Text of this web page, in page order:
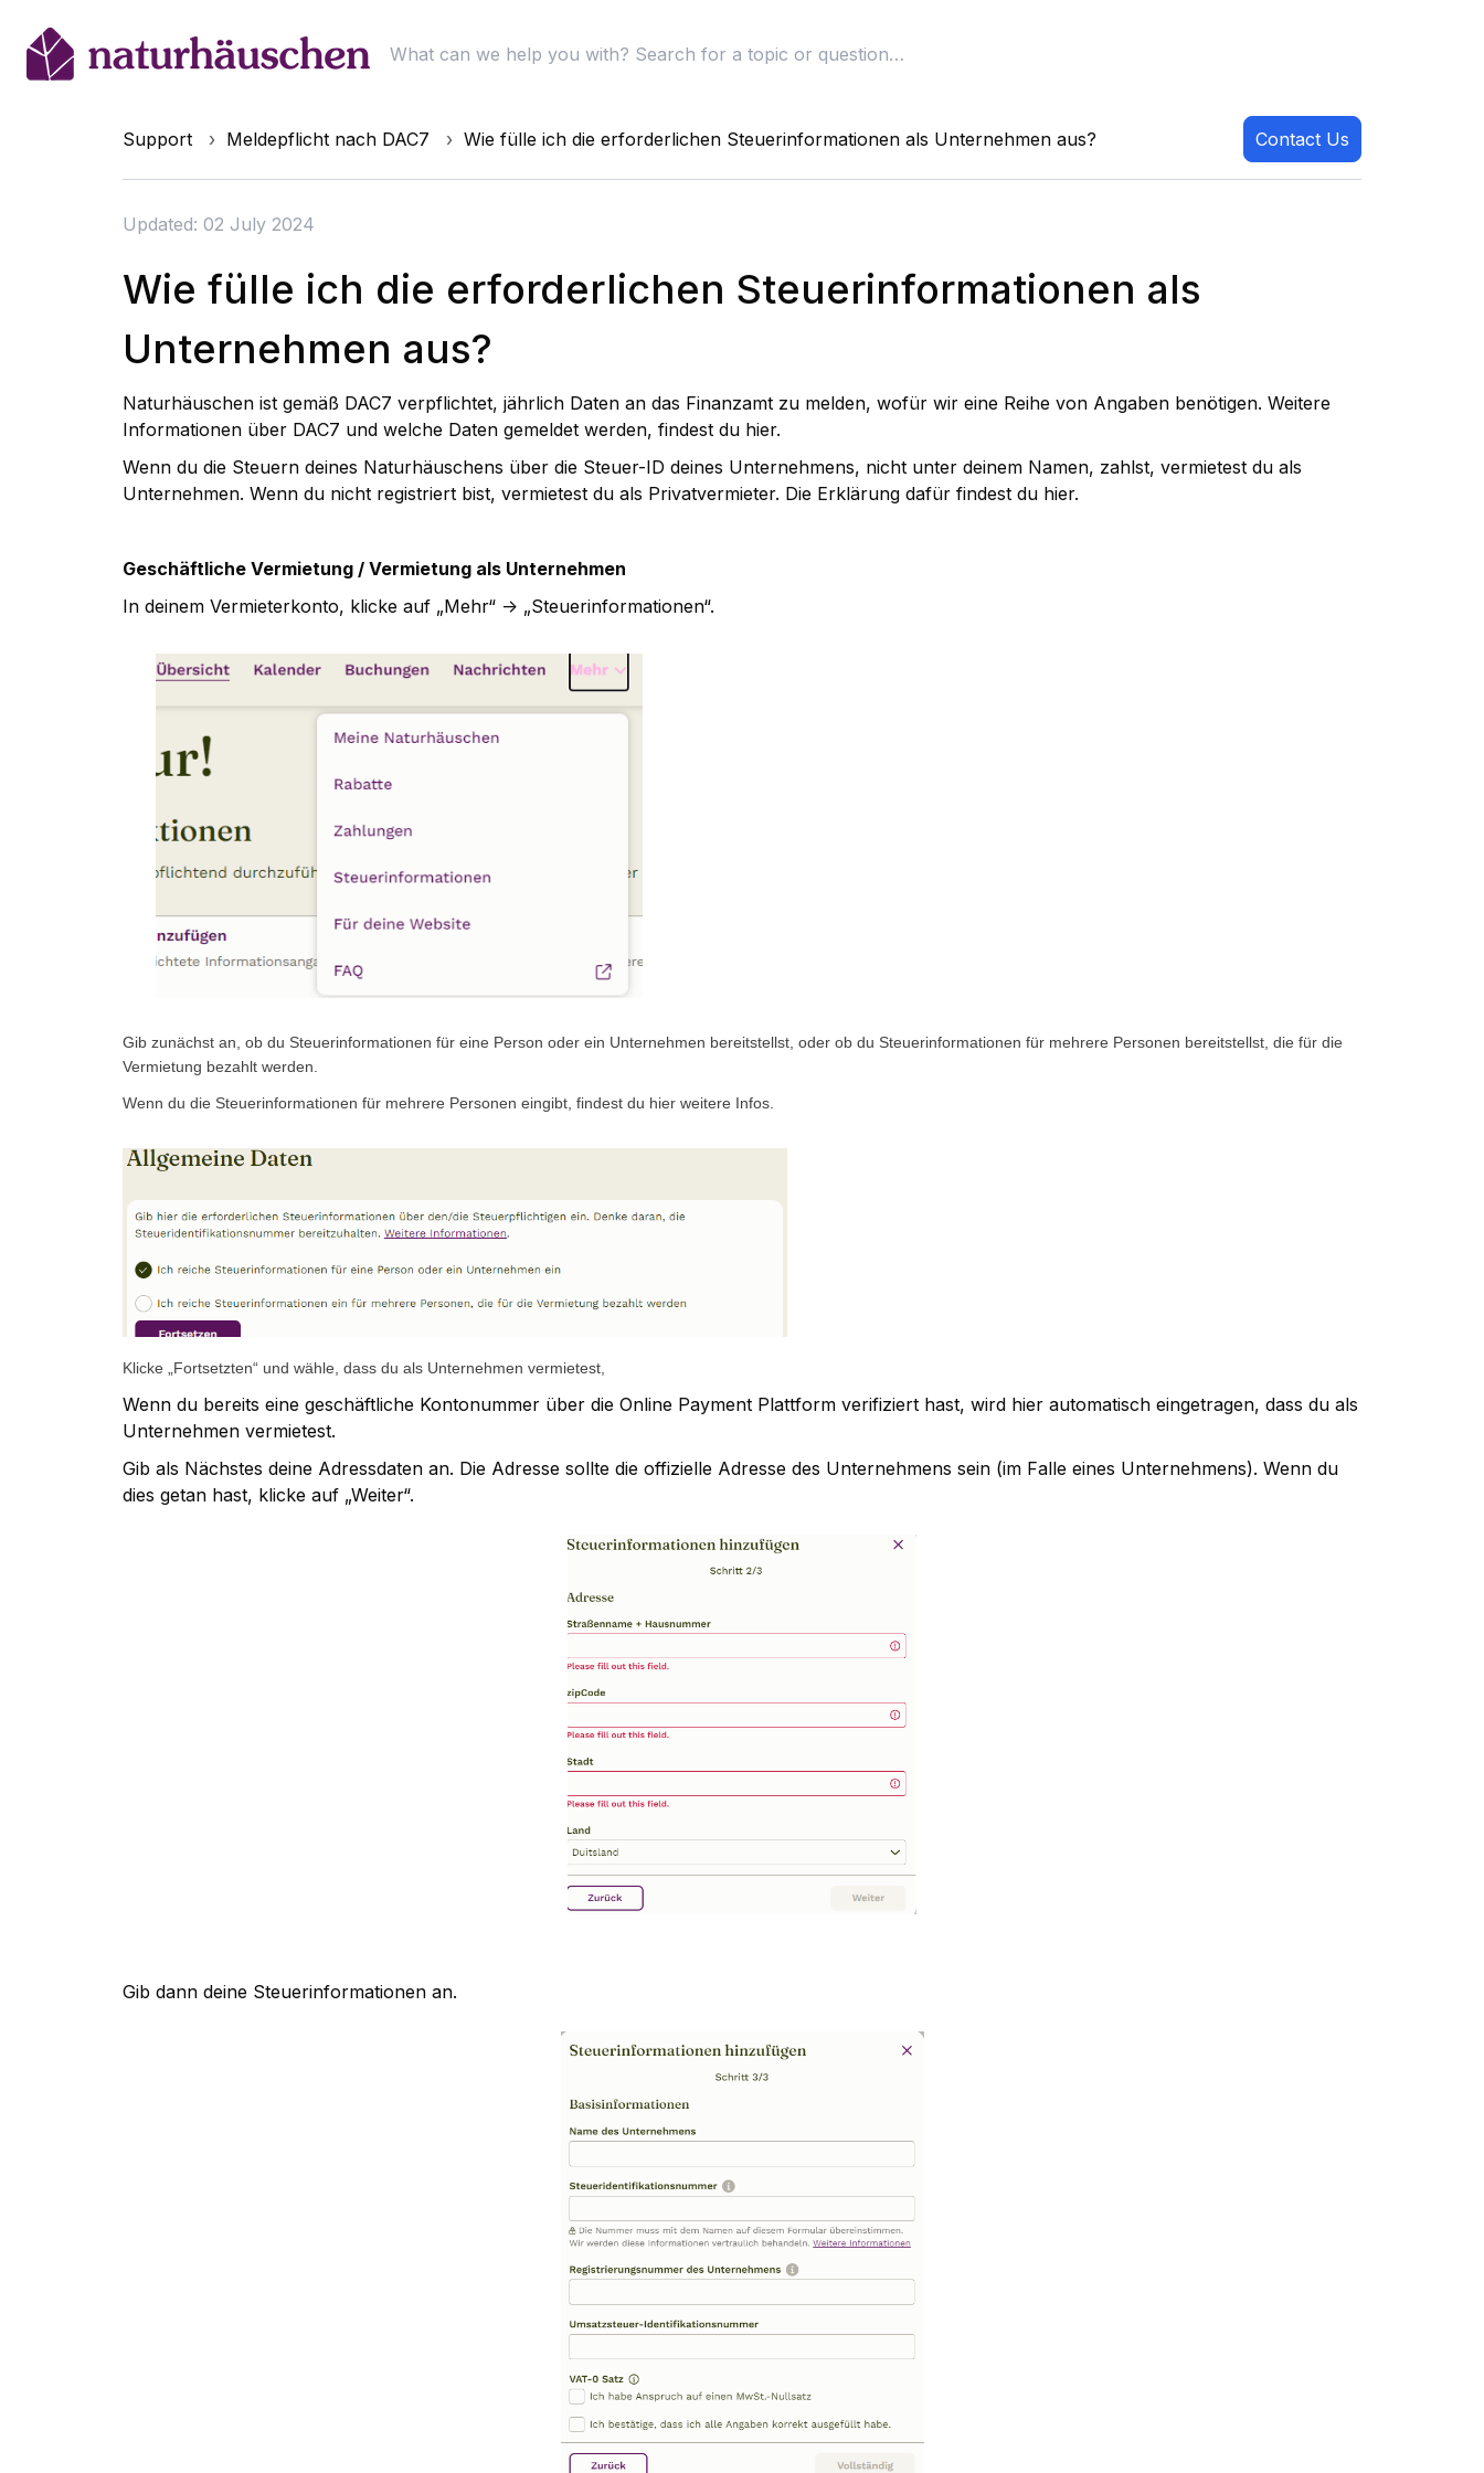
Support Meldepflicht nach DAC7 Wie fülle ich die erforderlichen Steuerinformationen als Unternehmen aus? Contact Us
Updated: 02 July 2024
Wie fülle ich die erforderlichen Steuerinformationen als
Unternehmen aus?
Naturhäuschen ist gemäß DAC7 verpflichtet, jährlich Daten an das Finanzamt zu melden, wofür wir eine Reihe von Angaben benötigen. Weitere
Informationen über DAC7 und welche Daten gemeldet werden, findest du hier.
Wenn du die Steuern deines Naturhäuschens über die Steuer-ID deines Unternehmens, nicht unter deinem Namen, zahlst, vermietest du als
Unternehmen. Wenn du nicht registriert bist, vermietest du als Privatvermieter. Die Erklärung dafür findest du hier.
Geschäftliche Vermietung / Vermietung als Unternehmen
In deinem Vermieterkonto, klicke auf „Mehr“ -> „Steuerinformationen“.
Gib zunächst an, ob du Steuerinformationen für eine Person oder ein Unternehmen bereitstellst, oder ob du Steuerinformationen für mehrere Personen bereitstellst, die für die
Vermietung bezahlt werden.
Wenn du die Steuerinformationen für mehrere Personen eingibt, findest du hier weitere Infos.
Klicke „Fortsetzten“ und wähle, dass du als Unternehmen vermietest,
Wenn du bereits eine geschäftliche Kontonummer über die Online Payment Plattform verifiziert hast, wird hier automatisch eingetragen, dass du als
Unternehmen vermietest.
Gib als Nächstes deine Adressdaten an. Die Adresse sollte die offizielle Adresse des Unternehmens sein (im Falle eines Unternehmens). Wenn du
dies getan hast, klicke auf „Weiter“.
Gib dann deine Steuerinformationen an.